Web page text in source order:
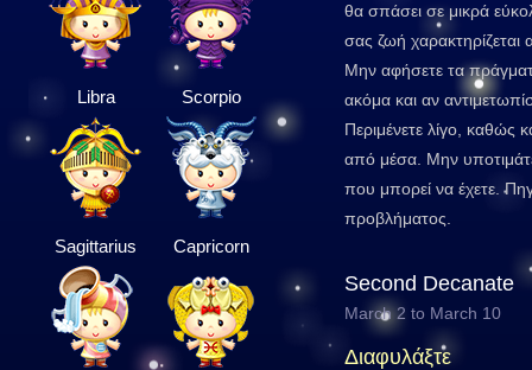
Libra Scorpio
Sagittarius Capricorn
θα σπάσει σε μικρά
σας ζωή χαρακτηρίζεται
Μην αφήσετε τα
ακόμα και αν
Περιμένετε λίγο, καθώς
από μέσα. Μην
που μπορεί να έχετε.
προβλήματος.
Second Decanate
March 2 to March 10
Διαφυλάξτε